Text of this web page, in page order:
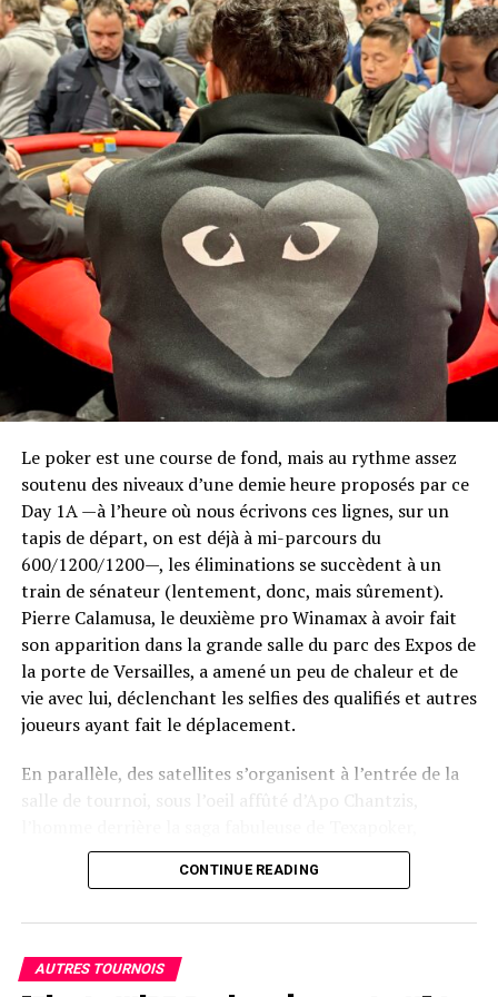
Le poker est une course de fond, mais au rythme assez
soutenu des niveaux d’une demie heure proposés par ce
Day 1A —à l’heure où nous écrivons ces lignes, sur un
tapis de départ, on est déjà à mi-parcours du
600/1200/1200—, les éliminations se succèdent à un
train de sénateur (lentement, donc, mais sûrement).
Pierre Calamusa, le deuxième pro Winamax à avoir fait
son apparition dans la grande salle du parc des Expos de
la porte de Versailles, a amené un peu de chaleur et de
vie avec lui, déclenchant les selfies des qualifiés et autres
joueurs ayant fait le déplacement.
En parallèle, des satellites s’organisent à l’entrée de la
salle de tournoi, sous l’oeil affûté d’Apo Chantzis,
devenu en quelques années le grand acteur
incontournable du poker live en France. Ses équipes
Tournament Director et autres responsables assurent
des jugements de Salomon lors des rares protestations.
CONTINUE READING
AUTRES TOURNOIS